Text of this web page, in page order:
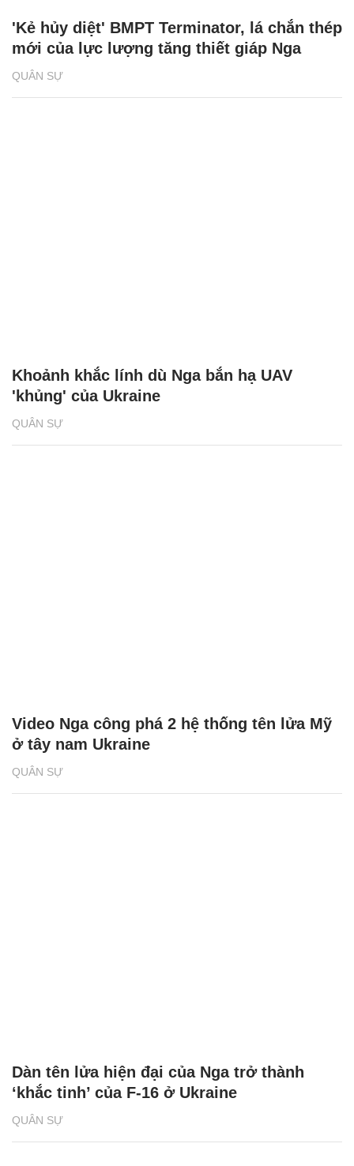
QUÂN SỰ
'Kẻ hủy diệt' BMPT Terminator, lá chắn thép
mới của lực lượng tăng thiết giáp Nga
QUÂN SỰ
Khoảnh khắc lính dù Nga bắn hạ UAV
'khủng' của Ukraine
QUÂN SỰ
Video Nga công phá 2 hệ thống tên lửa Mỹ
ở tây nam Ukraine
QUÂN SỰ
Dàn tên lửa hiện đại của Nga trở thành
‘khắc tinh’ của F-16 ở Ukraine